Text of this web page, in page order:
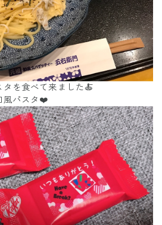
を食べて来ました🍝
風パスタ❤️